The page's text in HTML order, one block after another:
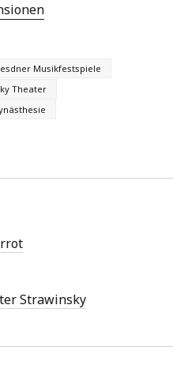
Musikfestspiele
Theater
Strawinsky